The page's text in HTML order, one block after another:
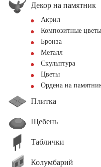
Декор на памятник
Акрил
Композитные цветы
Бронза
Металл
Скульптура
Цветы
Ордена на
Плитка
Щебень
Таблички
Колумбарий